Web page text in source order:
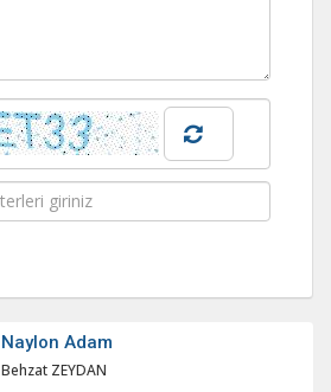
Naylon Adam
Behzat ZEYDAN